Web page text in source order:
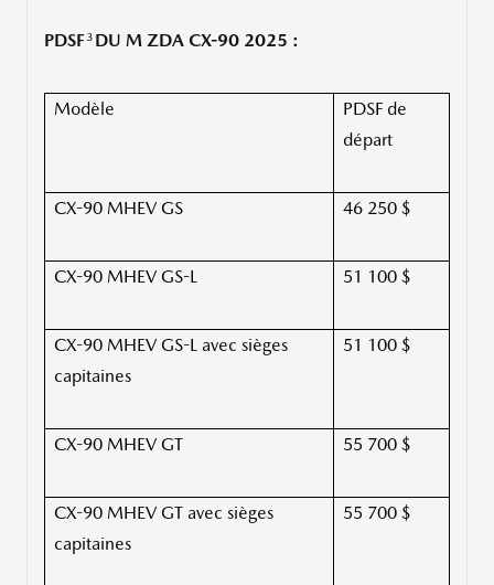
PDSF3DU M ZDA CX-90 2025 :
Modèle
PDSF de
départ
CX-90 MHEV GS 46 250 $
CX-90 MHEV GS-L 51 100 $
CX-90 MHEV GS-L avec sièges
capitaines
51 100 $
CX-90 MHEV GT 55 700 $
CX-90 MHEV GT avec sièges
capitaines
55 700 $